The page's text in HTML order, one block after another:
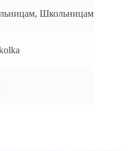
Школьницам